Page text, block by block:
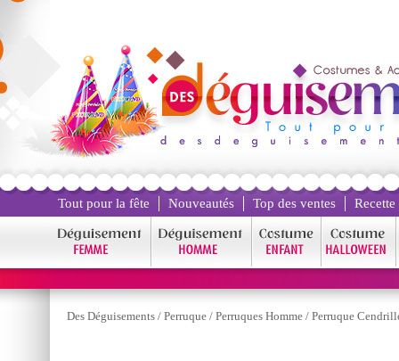
Tout pour la fête Nouveautés Top des ventes
Des Déguisements / Perruque / Perruques Homme / Perruque